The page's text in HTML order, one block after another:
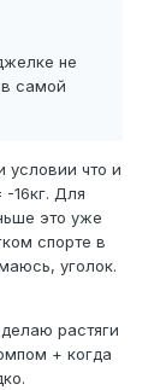
не
самой
условии что и
-16кг. Для
это уже
спорте в
уголок.
растяги
+ когда